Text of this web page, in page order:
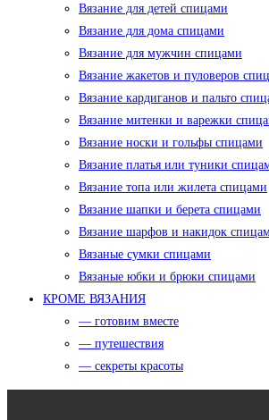
Вязание для детей спицами
Вязание для дома спицами
Вязание для мужчин спицами
Вязание жакетов и пуловеров
Вязание кардиганов и пальто
Вязание митенки и варежки
Вязание носки и гольфы спицами
Вязание платья или туники
Вязание топа или жилета спицами
Вязание шапки и берета спицами
Вязание шарфов и накидок
Вязаные сумки спицами
Вязаные юбки и брюки спицами
КРОМЕ ВЯЗАНИЯ
— готовим вместе
— путешествия
— секреты красоты